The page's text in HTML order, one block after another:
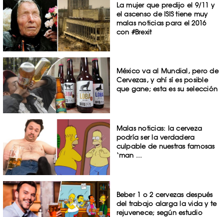
La mujer que predijo el 9/11 y
el ascenso de ISIS tiene muy
malas noticias para el 2016
con #Brexit
México va al Mundial, pero de
Cervezas, y ahí sí es posible
que gane; esta es su selección
Malas noticias: la cerveza
podría ser la verdadera
culpable de nuestras famosas
‘man ...
Beber 1 o 2 cervezas después
del trabajo alarga la vida y te
rejuvenece; según estudio